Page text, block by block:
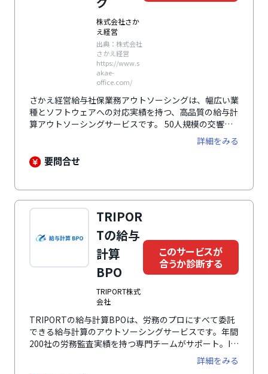
株式会社さか
え経営
出典：株式会社
さかえ経営
https://www.s
akae-
office.com/
さかえ経営給与社保業務アウトソーシングは、幅広い業
種とソフトウェアへの対応実績を持つ、高品質の給与計
算アウトソーシングサービスです。 50人規模の交響楽
団や、200人規模の製造業、3,000人規模の飲食業まで
多岐にわたる業種・規模での実績があり、工数や給与制
度が複雑化したケースや海外駐在員を含む給与計算にも
は、現行の業務をそのまま引き継ぐ柔軟な対応も可能で
す。 単なる業務代行にとどまらず、業務改善や人事戦
略の支援を行い、企業の業績向上をサポートします。
詳細をみる
要問合せ
TRIPOR
Tの給与
計算
BPO
TRIPORT株式
会社
このサービスが
合うか診断する
TRIPORTの給与計算BPOは、労務のプロにすべて委託
できる給与計算のアウトソーシングサービスです。年間
200社の労務監査実績を持つ専門チームがサポート。IT
を活用しながら人事労務まわりの悩みを解決する完全オ
ンライン型サービスでは、厚生労働省後援「日本HRチ
詳細をみる